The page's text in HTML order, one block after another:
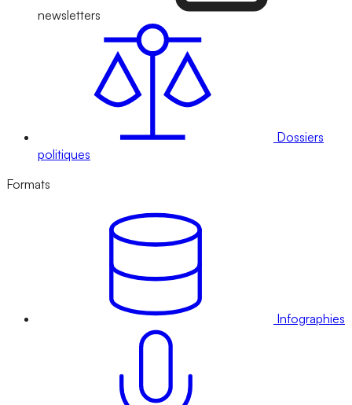
newsletters
Dossiers
politiques
Formats
Infographies